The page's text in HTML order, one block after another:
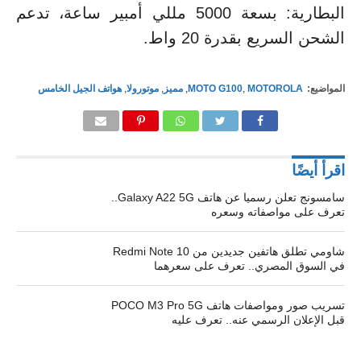
البطارية: بسعة 5000 مللي أمبير ساعة، تدعم
الشحن السريع بقدرة 20 واط.
المواضيع: MOTO G100, MOTOROLA
, مميز , موتورولا, هواتف الجيل الخامس
اقرأ أيضًا
سامسونج تعلن رسميا عن هاتف Galaxy A22 5G..
تعرف على مواصفاته وسعره
شاومي تطلق هاتفين جديدين من Redmi Note 10
في السوق المصري.. تعرف على سعرهما
تسريب صور ومواصفات هاتف POCO M3 Pro 5G
قبل الإعلان الرسمي عنه.. تعرف عليه